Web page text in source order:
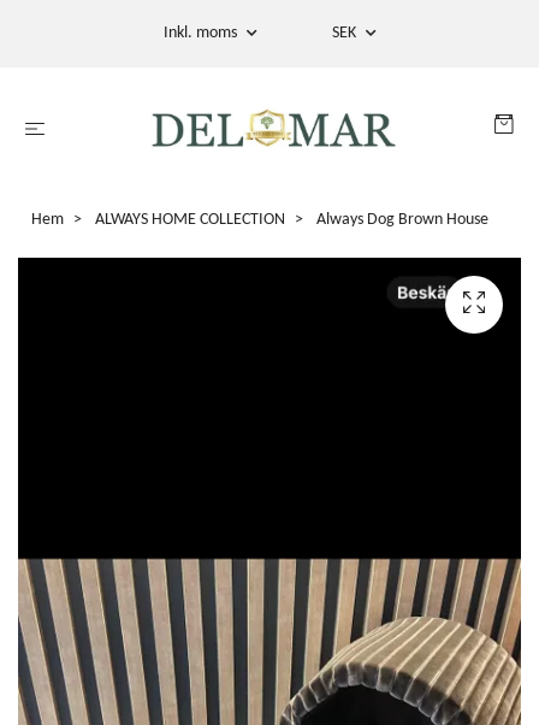
Inkl. moms SEK
Hem ALWAYS HOME COLLECTION Always Dog Brown House